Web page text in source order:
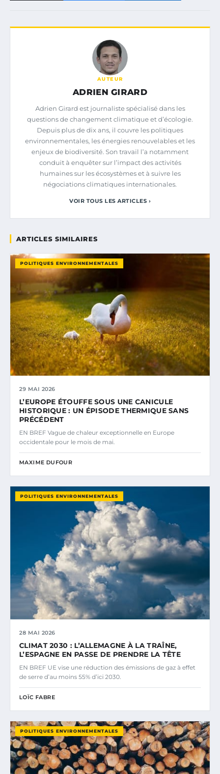
AUTEUR
ADRIEN GIRARD
Adrien Girard est journaliste spécialisé dans les
questions de changement climatique et d’écologie.
Depuis plus de dix ans, il couvre les politiques
environnementales, les énergies renouvelables et les
enjeux de biodiversité. Son travail l’a notamment
conduit à enquêter sur l’impact des activités
humaines sur les écosystèmes et à suivre les
négociations climatiques internationales.
VOIR TOUS LES ARTICLES ›
ARTICLES SIMILAIRES
POLITIQUES ENVIRONNEMENTALES
29 MAI 2026
L’EUROPE ÉTOUFFE SOUS UNE CANICULE
HISTORIQUE : UN ÉPISODE THERMIQUE SANS
PRÉCÉDENT
EN BREF Vague de chaleur exceptionnelle en Europe
occidentale pour le mois de mai.
MAXIME DUFOUR
POLITIQUES ENVIRONNEMENTALES
28 MAI 2026
CLIMAT 2030 : L’ALLEMAGNE À LA TRAÎNE,
L’ESPAGNE EN PASSE DE PRENDRE LA TÊTE
EN BREF UE vise une réduction des émissions de gaz à effet
de serre d’au moins 55% d’ici 2030.
LOÏC FABRE
POLITIQUES ENVIRONNEMENTALES